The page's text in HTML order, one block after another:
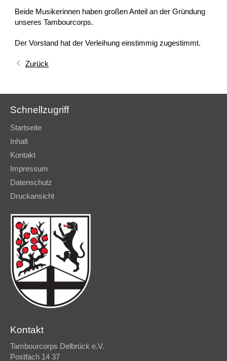
Beide Musikerinnen haben großen Anteil an der Gründung
unseres Tambourcorps.
Der Vorstand hat der Verleihung einstimmig zugestimmt.
Zurück
Schnellzugriff
Startseite
Inhalt
Kontakt
Impressum
Datenschutz
Druckansicht
Kontakt
Tambourcorps Delbrück e.V.
Postfach 14 37